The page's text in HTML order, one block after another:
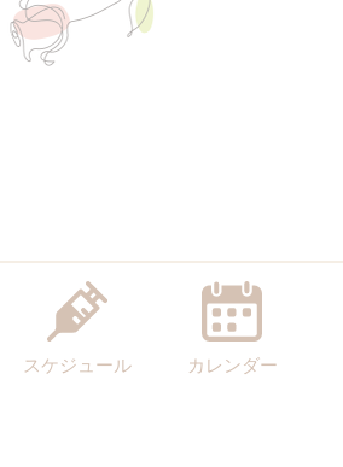
スケジュール カレンダー